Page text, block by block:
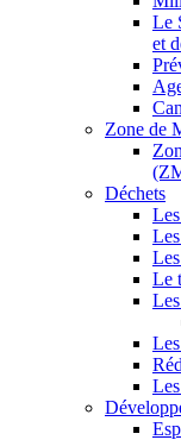
Le
et
Zone de
Déchets
Le